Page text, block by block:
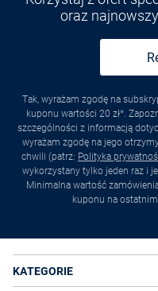
oraz
Tak, wyrażam zgodę na
kuponu wartości 20 zł*.
szczególności z informacją
wyrażam zgodę na jego
chwili (patrz: Polityka
wykorzystany tylko jeden raz i
Minimalna wartość
kuponu na
KATEGORIE